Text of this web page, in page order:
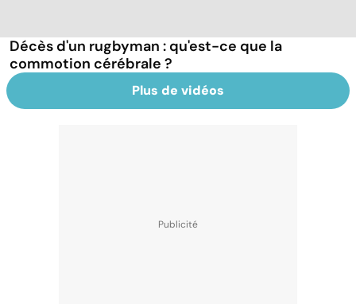
Décès d'un rugbyman : qu'est-ce que la
commotion cérébrale ?
Plus de vidéos